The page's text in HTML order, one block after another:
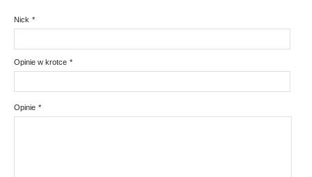
*
Nick
*
Opinie w krotce
*
Opinie